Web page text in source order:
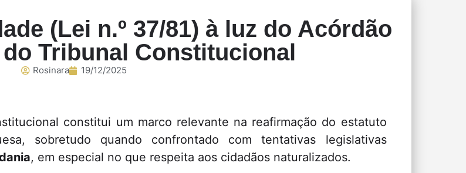
(Lei n.º 37/81) à luz do Acórdão
do Tribunal Constitucional
Rosinara 19/12/2025
constitui um marco relevante na reafirmação do estatuto
sobretudo quando confrontado com tentativas legislativas
, em especial no que respeita aos cidadãos naturalizados.